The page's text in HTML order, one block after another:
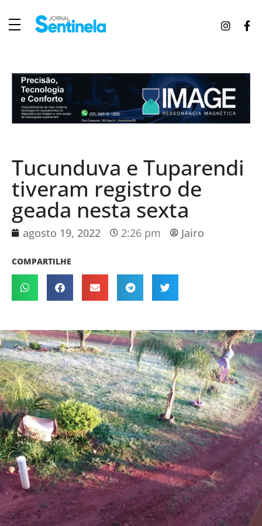
Tucunduva e Tuparendi
tiveram registro de
geada nesta sexta
agosto 19, 2022 2:26 pm Jairo
COMPARTILHE